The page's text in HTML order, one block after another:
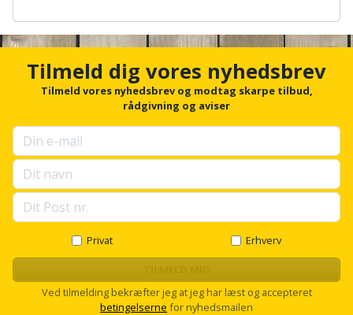
Plastlister
Radonsikring
Sand
og
grus
bolte
og
møtrikker
Landmålerstok
Løfteudstyr
Målebånd
Markeringsværktøj
Mejsel
Murerværktøj
Nedstryger
Nøgleværktøj
Flisevibrator
Føringsskinne
Fugepistol
Fugtmåler
Girafsliber
Grill
kajak
Havemøbler
Havepleje
Haveredskaber
Haveslange
tilbehør
c
r
u
p
s
e
l
l
c
o
Tilmeld dig vores nyhedsbrev
Tilmeld vores nyhedsbrev og modtag skarpe tilbud,
rådgivning og aviser
Privat Erhverv
Ved tilmelding bekræfter jeg at jeg har læst og accepteret
betingelserne for nyhedsmailen